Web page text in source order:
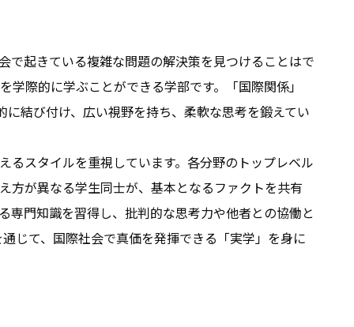
で起きている複雑な問題の解決策を見つけることはで
際的に学ぶことができる学部です。「国際関係」
結び付け、広い視野を持ち、柔軟な思考を鍛えてい
るスタイルを重視しています。各分野のトップレベル
方が異なる学生同士が、基本となるファクトを共有
門知識を習得し、批判的な思考力や他者との協働と
じて、国際社会で真価を発揮できる「実学」を身に